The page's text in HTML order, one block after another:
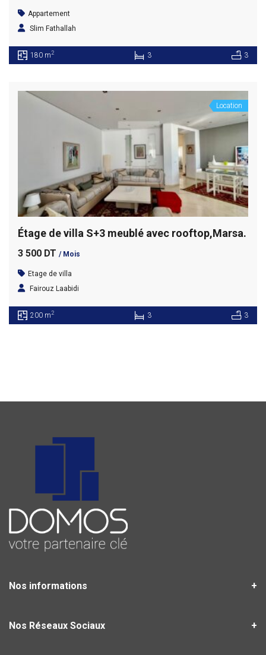
Appartement
Slim Fathallah
180 m2 3 3
Location
Étage de villa S+3 meublé avec rooftop,Marsa.
3 500 DT / Mois
Etage de villa
Fairouz Laabidi
200 m2 3 3
Nos informations
Nos Réseaux Sociaux